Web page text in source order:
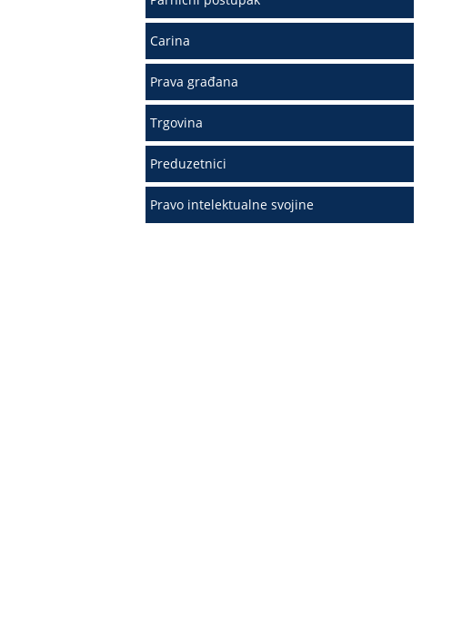
Carina
Prava građana
Trgovina
Preduzetnici
Pravo intelektualne svojine